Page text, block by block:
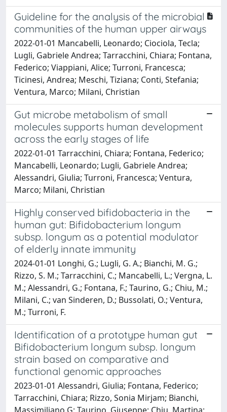
Guideline for the analysis of the microbial
communities of the human upper airways
2022-01-01 Mancabelli, Leonardo; Ciociola, Tecla;
Lugli, Gabriele Andrea; Tarracchini, Chiara; Fontana,
Federico; Viappiani, Alice; Turroni, Francesca;
Ticinesi, Andrea; Meschi, Tiziana; Conti, Stefania;
Ventura, Marco; Milani, Christian
Gut microbe metabolism of small
molecules supports human development
across the early stages of life
2022-01-01 Tarracchini, Chiara; Fontana, Federico;
Mancabelli, Leonardo; Lugli, Gabriele Andrea;
Alessandri, Giulia; Turroni, Francesca; Ventura,
Marco; Milani, Christian
Highly conserved bifidobacteria in the
human gut: Bifidobacterium longum
subsp. longum as a potential modulator
of elderly innate immunity
2024-01-01 Longhi, G.; Lugli, G. A.; Bianchi, M. G.;
Rizzo, S. M.; Tarracchini, C.; Mancabelli, L.; Vergna, L.
M.; Alessandri, G.; Fontana, F.; Taurino, G.; Chiu, M.;
Milani, C.; van Sinderen, D.; Bussolati, O.; Ventura,
M.; Turroni, F.
Identification of a prototype human gut
Bifidobacterium longum subsp. longum
strain based on comparative and
functional genomic approaches
2023-01-01 Alessandri, Giulia; Fontana, Federico;
Tarracchini, Chiara; Rizzo, Sonia Mirjam; Bianchi,